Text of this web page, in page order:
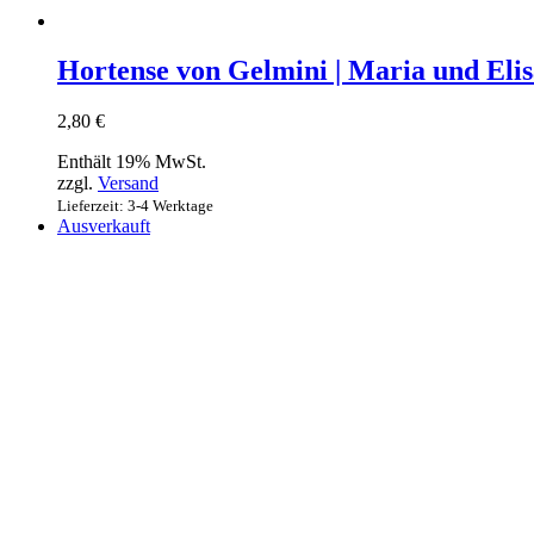
Hortense von Gelmini | Maria und
2,80 €
Enthält 19% MwSt.
zzgl. Versand
Lieferzeit: 3-4 Werktage
Ausverkauft